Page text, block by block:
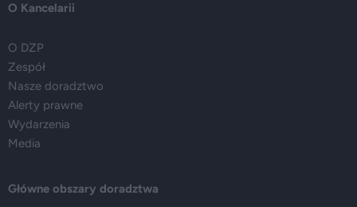
O Kancelarii
O DZP
Zespół
Nasze doradztwo
Alerty prawne
Wydarzenia
Media
Główne obszary doradztwa